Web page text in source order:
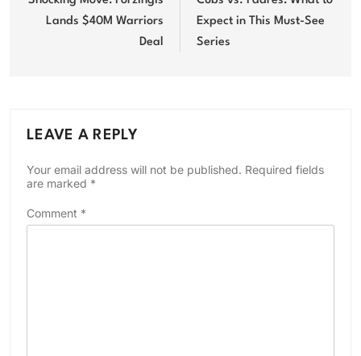
Lands $40M Warriors
Deal
Expect in This Must-See
Series
LEAVE A REPLY
Your email address will not be published. Required fields
are marked *
Comment *